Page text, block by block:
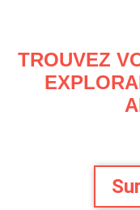
TROUVEZ